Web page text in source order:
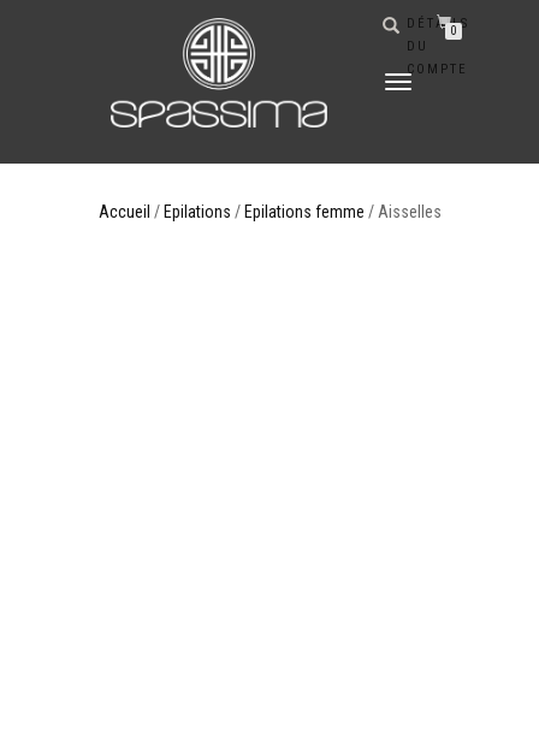
DÉPLIER
DÉTAILS
DU
COMPTE
0
Accueil / Epilations / Epilations femme / Aisselles